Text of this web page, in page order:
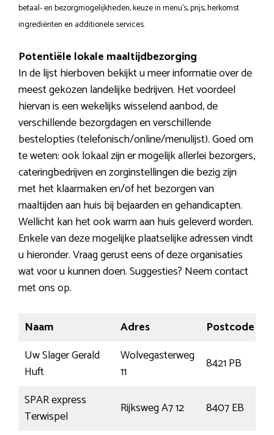
betaal- en bezorgmogelijkheden, keuze in menu’s, prijs, herkomst
ingrediënten en additionele services.
Potentiële lokale maaltijdbezorging
In de lijst hierboven bekijkt u meer informatie over de
meest gekozen landelijke bedrijven. Het voordeel
hiervan is een wekelijks wisselend aanbod, de
verschillende bezorgdagen en verschillende
bestelopties (telefonisch/online/menulijst). Goed om
te weten: ook lokaal zijn er mogelijk allerlei bezorgers,
cateringbedrijven en zorginstellingen die bezig zijn
met het klaarmaken en/of het bezorgen van
maaltijden aan huis bij bejaarden en gehandicapten.
Wellicht kan het ook warm aan huis geleverd worden.
Enkele van deze mogelijke plaatselijke adressen vindt
u hieronder. Vraag gerust eens of deze organisaties
wat voor u kunnen doen. Suggesties? Neem contact
met ons op.
Naam Adres Postcode
Uw Slager Gerald
Huft
Wolvegasterweg
11
8421 PB
SPAR express
Terwispel
Rijksweg A7 12 8407 EB